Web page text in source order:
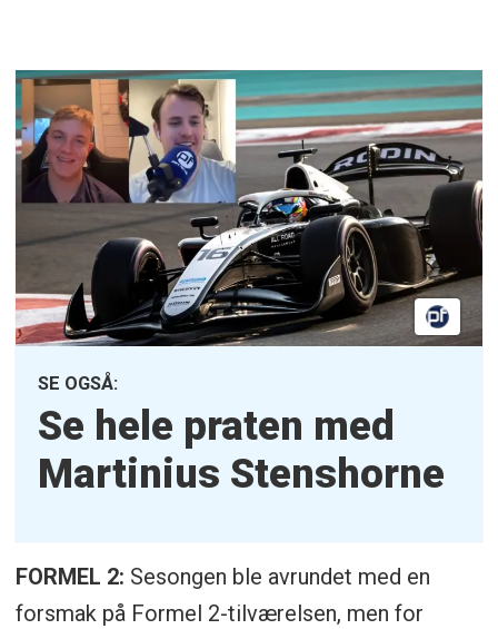
SE OGSÅ:
Se hele praten med
Martinius Stenshorne
FORMEL 2: Sesongen ble avrundet med en
forsmak på Formel 2-tilværelsen, men for